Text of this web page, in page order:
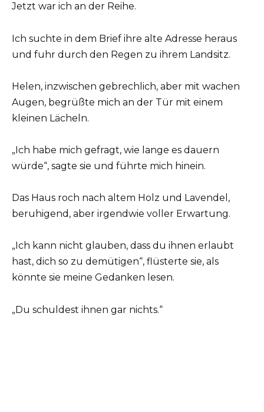
Jetzt war ich an der Reihe.
Ich suchte in dem Brief ihre alte Adresse heraus
und fuhr durch den Regen zu ihrem Landsitz.
Helen, inzwischen gebrechlich, aber mit wachen
Augen, begrüßte mich an der Tür mit einem
kleinen Lächeln.
„Ich habe mich gefragt, wie lange es dauern
würde“, sagte sie und führte mich hinein.
Das Haus roch nach altem Holz und Lavendel,
beruhigend, aber irgendwie voller Erwartung.
„Ich kann nicht glauben, dass du ihnen erlaubt
hast, dich so zu demütigen“, flüsterte sie, als
könnte sie meine Gedanken lesen.
„Du schuldest ihnen gar nichts.“